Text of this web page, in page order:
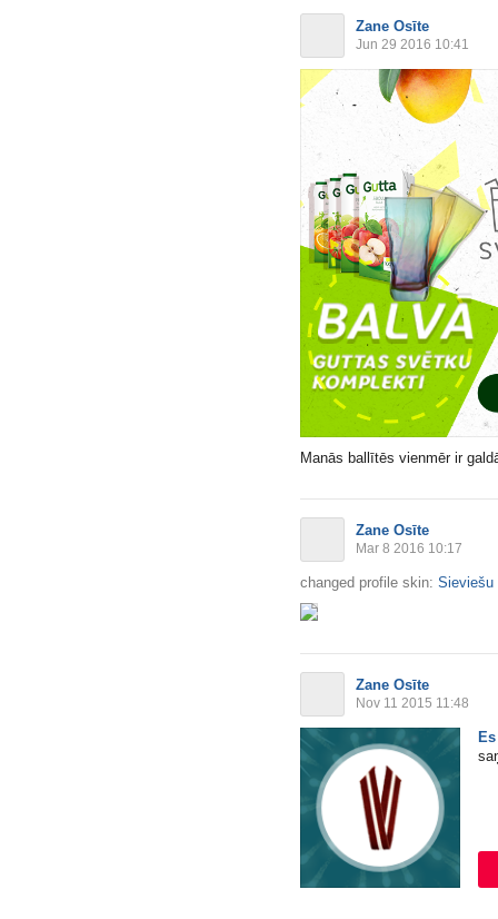
Zane Osīte
Jun 29 2016 10:41
Manās ballītēs vienmēr ir
Zane Osīte
Mar 8 2016 10:17
changed profile skin: Sieviešu
Zane Osīte
Nov 11 2015 11:48